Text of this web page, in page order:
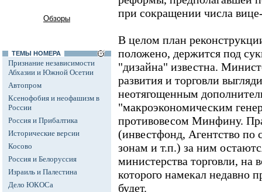
Обзоры
ТЕМЫ НОМЕРА
Признание независимости
Абхазии и Южной Осетии
Автопром
Ксенофобия и неофашизм в
России
Россия и Прибалтика
Исторические версии
Косово
Россия и Белоруссия
Израиль и Палестина
Дело ЮКОСа
при сокращении числа
В целом план
положено, держится под
"дизайна" известна.
развития и торговли
неотягощенным
"макроэкономическим
противовесом Минфину.
(инвестфонд, Агентство
зонам и т.п.) за ним
министерства торговли, на
которого намекал недавно
будет.